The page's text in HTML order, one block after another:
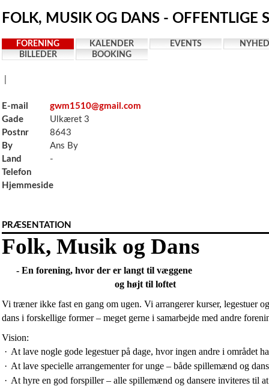
FOLK, MUSIK OG DANS - OFFENTLIGE
FORENING KALENDER EVENTS
BILLEDER
BOOKING
E-mail
gwm1510@gmail.com
Gade
Ulkæret 3
Postnr
8643
By
Ans By
Land
-
Telefon
Hjemmeside
PRÆSENTATION
Folk, Musik og Dans
- En forening, hvor der er langt til væggene
og højt til loftet
Vi træner ikke fast en gang om ugen. Vi arrangerer kurser, legestuer
dans i forskellige former – meget gerne i samarbejde med andre
Vision:
· At lave nogle gode legestuer på dage, hvor ingen andre i området
· At lave specielle arrangementer for unge – både spillemænd og
· At hyre en god forspiller – alle spillemænd og dansere inviteres til